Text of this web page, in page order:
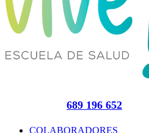
689 196 652
COLABORADORES